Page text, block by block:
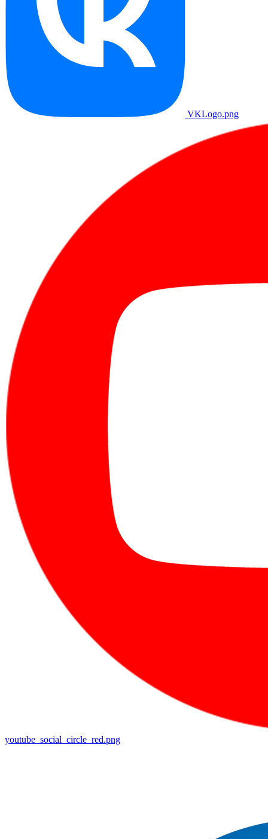
VKLogo.png
youtube_social_circle_red.png